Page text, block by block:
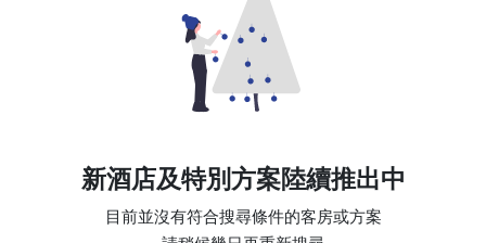
新酒店及特別方案陸續推出中
目前並沒有符合搜尋條件的客房或方案